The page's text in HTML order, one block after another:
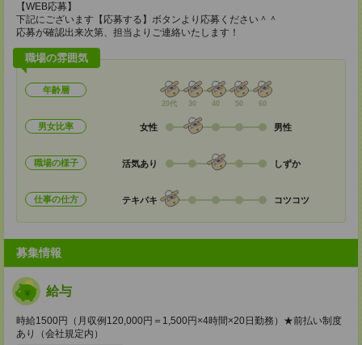
【WEB応募】
下記にございます【応募する】ボタンより応募ください＾＾
応募が確認出来次第、担当よりご連絡いたします！
職場の雰囲気
年齢層
20代 30 40 50 60
男女比率 女性 男性
職場の様子 活気あり しずか
仕事の仕方 テキパキ コツコツ
募集情報
給与
時給1500円（月収例120,000円＝1,500円×4時間×20日勤務）★前払い制度
あり（会社規定内）